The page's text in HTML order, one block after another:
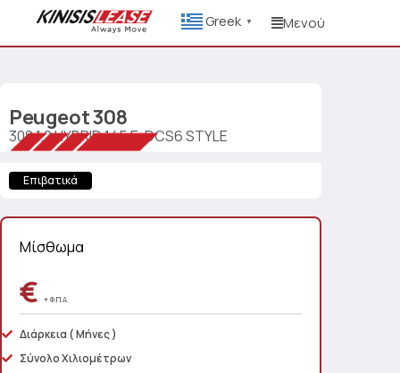
Greek ▼ Μενού
Peugeot308
308 1.2 HYBRID 145 E-DCS6 STYLE
Επιβατικά
Μίσθωμα
€ + Φ.Π.Α.
Διάρκεια ( Μήνες )
Σύνολο Χιλιομέτρων